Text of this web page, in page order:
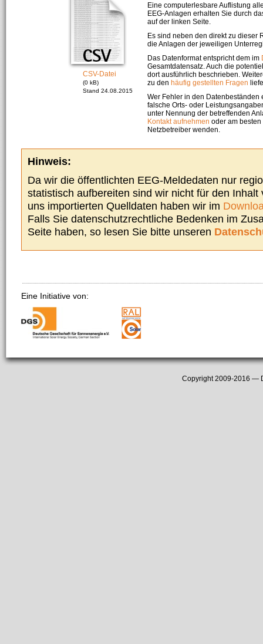
CSV-Datei
(0 kB)
Stand 24.08.2015
Eine computerlesbare Auflistung
EEG-Anlagen erhalten Sie durch
auf der linken Seite.
Es sind neben den direkt zu dieser
die Anlagen der jeweiligen
Das Datenformat entspricht dem im
Gesamtdatensatz. Auch die
dort ausführlich beschrieben.
zu den häufig gestellten Fragen
Wer Fehler in den Datenbeständen
falsche Orts- oder
unter Nennung der betreffenden
Kontakt aufnehmen oder am
Netzbetreiber wenden.
Hinweis:
Da wir die öffentlichten EEG-Meldedaten nur
statistisch aufbereiten sind wir nicht für den Inhalt
uns importierten Quelldaten haben wir im
Falls Sie datenschutzrechtliche Bedenken im
Seite haben, so lesen Sie bitte unseren
Eine Initiative von:
Copyright 2009-2016 —